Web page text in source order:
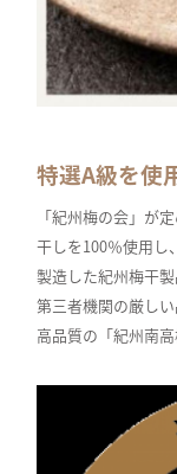
特選A級を使
「紀州梅の会」が
干しを100％使用し
製造した紀州梅干製
第三者機関の厳し
高品質の「紀州南